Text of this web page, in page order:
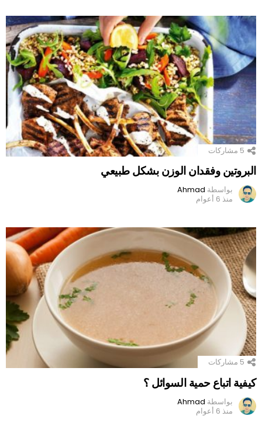
5 مشاركات
البروتين وفقدان الوزن بشكل طبيعي
بواسطة Ahmad
منذ 6 أعوام
5 مشاركات
كيفية اتباع حمية السوائل ؟
بواسطة Ahmad
منذ 6 أعوام